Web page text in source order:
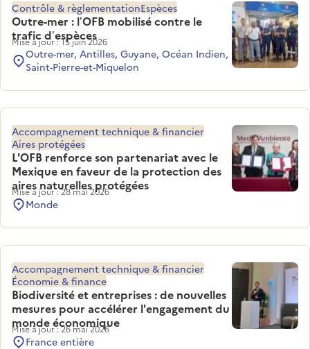
Outre-mer : l’OFB mobilisé contre le
trafic d’espèces
Contrôle & règlementationEspèces
Mise à jour : 15 juin 2026
Outre-mer, Antilles, Guyane, Océan Indien,
Saint-Pierre-et-Miquelon
L'OFB renforce son partenariat avec le
Mexique en faveur de la protection des
aires naturelles protégées
Accompagnement technique & financier
Aires protégées
Mise à jour : 28 mai 2026
Monde
Biodiversité et entreprises : de nouvelles
mesures pour accélérer l'engagement du
monde économique
Accompagnement technique & financier
Économie & finance
Mise à jour : 26 mai 2026
France entière